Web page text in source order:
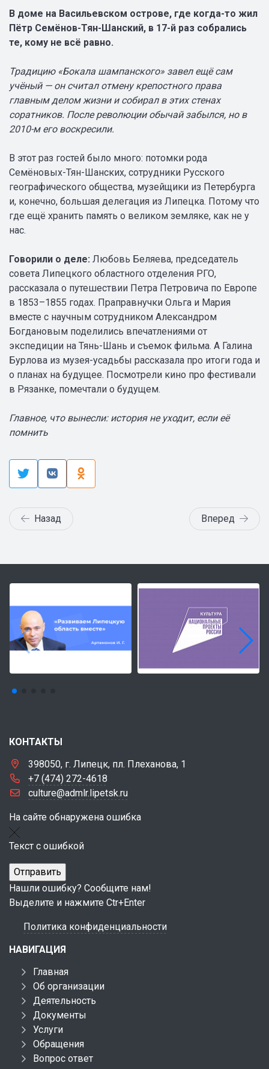
В доме на Васильевском острове, где когда-то жил
Пётр Семёнов-Тян-Шанский, в 17-й раз собрались
те, кому не всё равно.
Традицию «Бокала шампанского» завел ещё сам
учёный — он считал отмену крепостного права
главным делом жизни и собирал в этих стенах
соратников. После революции обычай забылся, но в
2010-м его воскресили.
В этот раз гостей было много: потомки рода
Семёновых-Тян-Шанских, сотрудники Русского
географического общества, музейщики из Петербурга
и, конечно, большая делегация из Липецка. Потому что
где ещё хранить память о великом земляке, как не у
нас.
Говорили о деле: Любовь Беляева, председатель
совета Липецкого областного отделения РГО,
рассказала о путешествии Петра Петровича по Европе
в 1853–1855 годах. Праправнучки Ольга и Мария
вместе с научным сотрудником Александром
Богдановым поделились впечатлениями от
экспедиции на Тянь-Шань и съемок фильма. А Галина
Бурлова из музея-усадьбы рассказала про итоги года и
о планах на будущее. Посмотрели кино про фестивали
в Рязанке, помечтали о будущем.
Главное, что вынесли: история не уходит, если её
помнить
Назад Вперед
КОНТАКТЫ
398050, г. Липецк, пл. Плеханова, 1
+7 (474) 272-4618
culture@admlr.lipetsk.ru
На сайте обнаружена ошибка
Текст с ошибкой
Нашли ошибку? Сообщите нам!
Выделите и нажмите Ctr+Enter
Политика конфиденциальности
НАВИГАЦИЯ
Главная
Об организации
Деятельность
Документы
Услуги
Обращения
Вопрос ответ